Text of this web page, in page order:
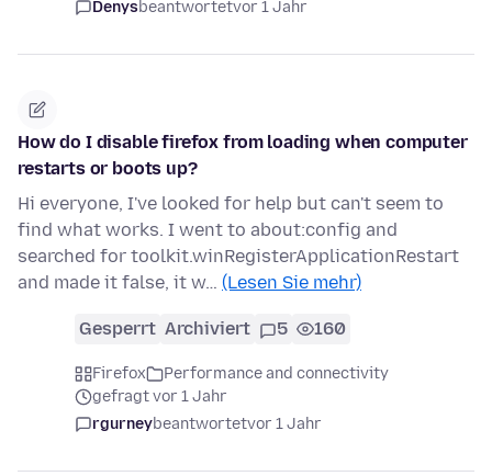
Denysbeantwortetvor 1 Jahr
How do I disable firefox from loading when computer
restarts or boots up?
Hi everyone, I've looked for help but can't seem to
find what works. I went to about:config and
searched for toolkit.winRegisterApplicationRestart
and made it false, it w… (Lesen Sie mehr)
Gesperrt Archiviert 5 160
Firefox
Performance and connectivity
gefragt vor 1 Jahr
rgurneybeantwortetvor 1 Jahr